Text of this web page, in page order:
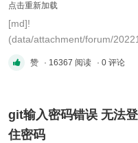
点击重新加载
[md]!
(data/attachment/forum/
变的。 NIO的编程模型，也是类似如此。 ### 示
例 引入多路复用的NIO示例程序。 ```java
赞 · 16367 阅读 · 0 评论
git输入密码错误 无法
住密码